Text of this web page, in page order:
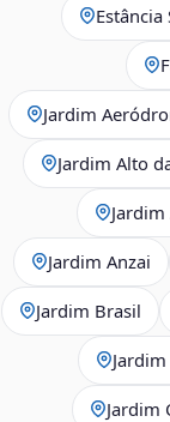
Estância
Jardim
Jardim Alto
Jardim Anzai
Jardim Brasil
Jardim